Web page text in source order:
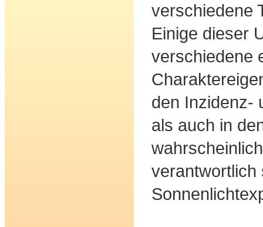
verschiedene
Einige dieser
verschiedene
den Inzidenz-
als auch in
verantwortlich